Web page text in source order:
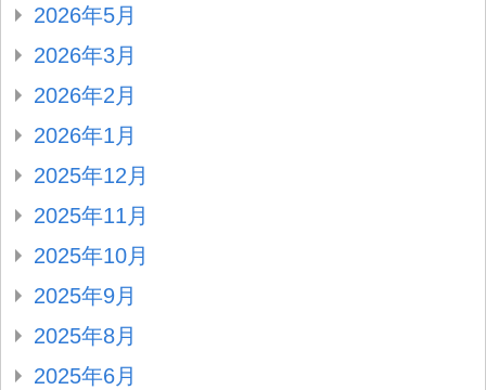
2026年5月
2026年3月
2026年2月
2026年1月
2025年12月
2025年11月
2025年10月
2025年9月
2025年8月
2025年6月